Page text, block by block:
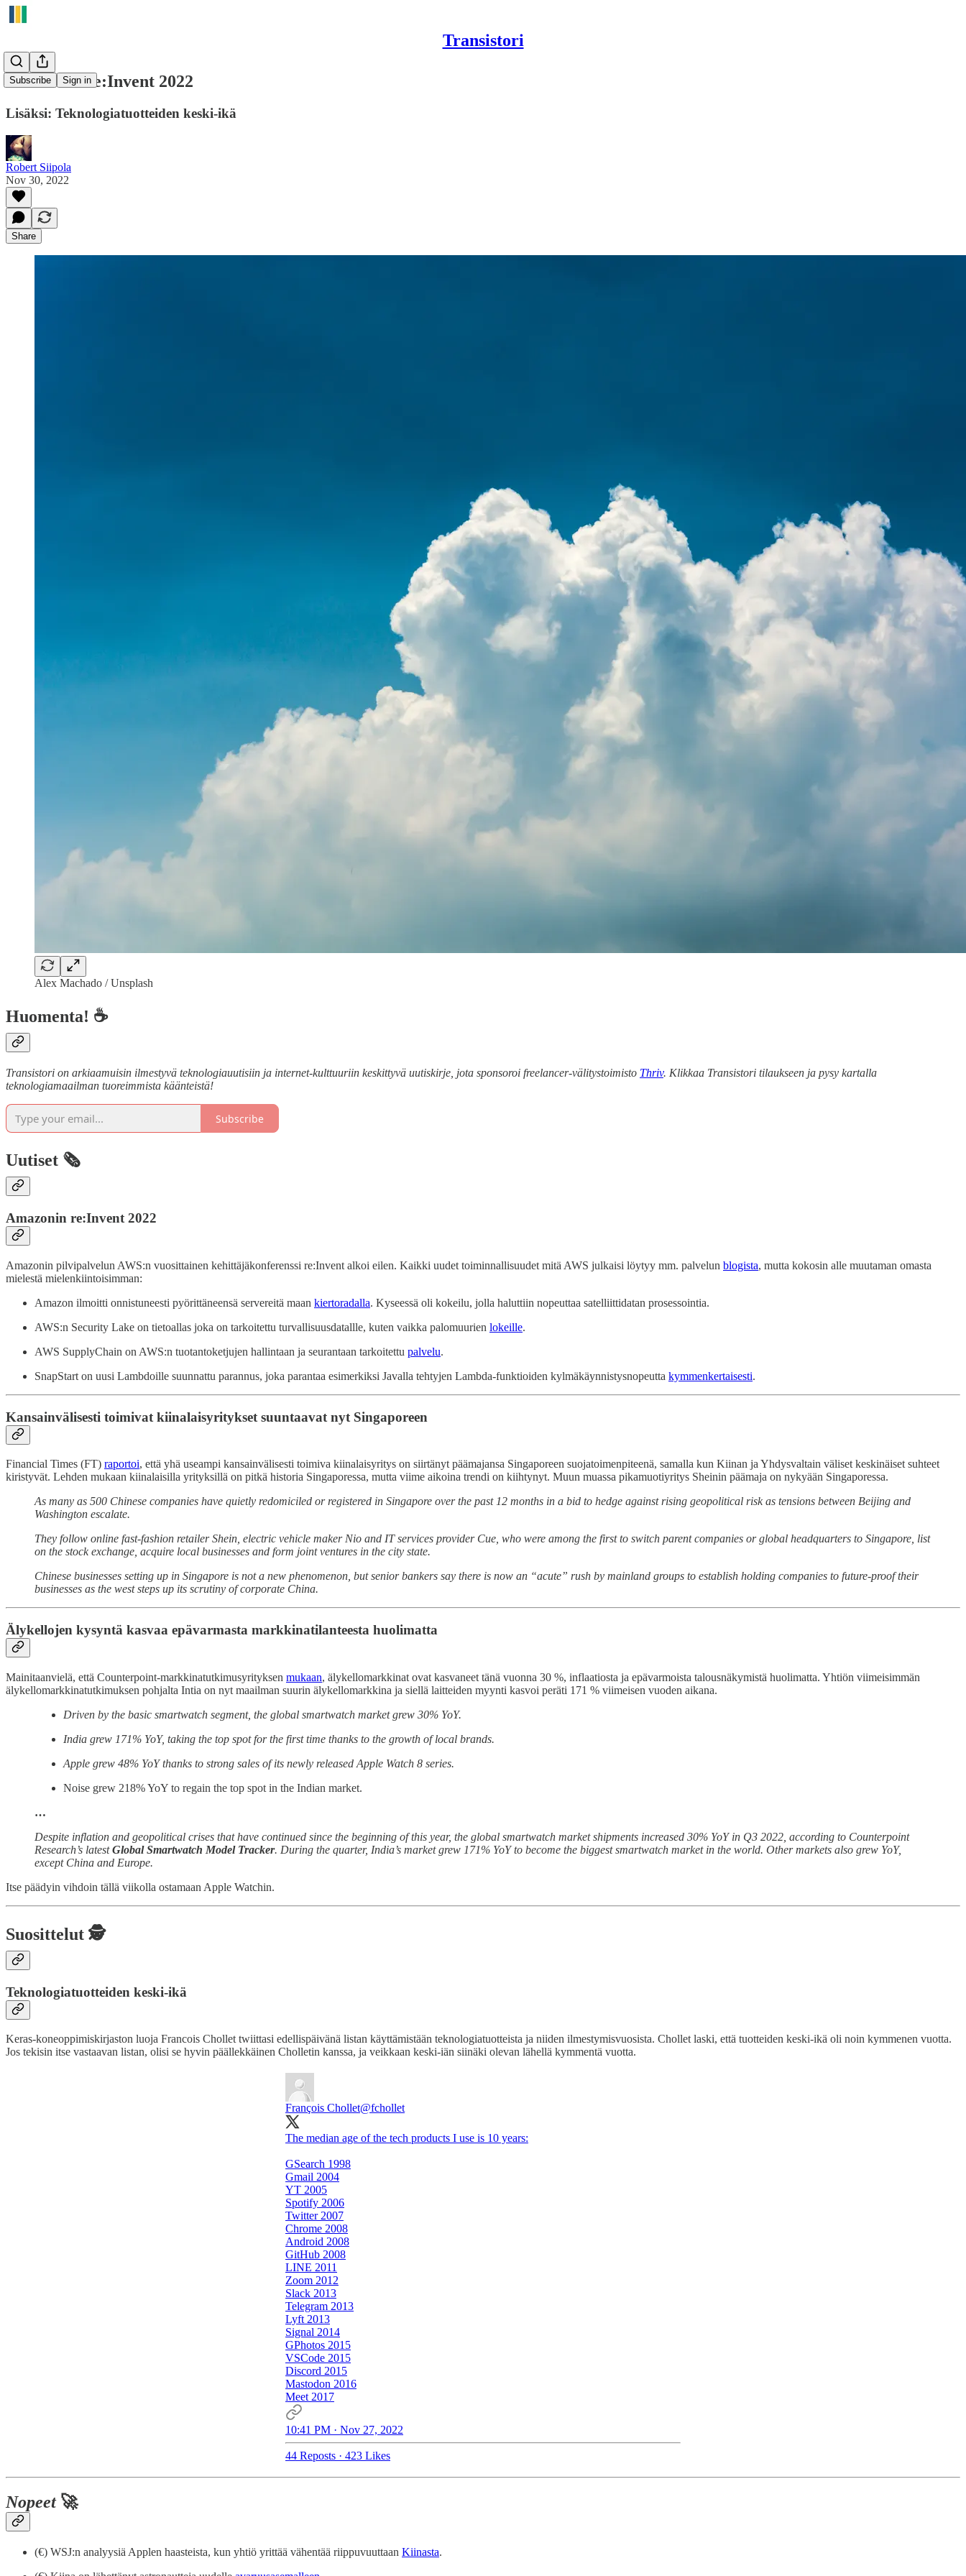
Transistori
Subscribe Sign in
Amazonin re:Invent 2022
Lisäksi: Teknologiatuotteiden keski-ikä
Robert Siipola
Nov 30, 2022
Share
Alex Machado / Unsplash
Huomenta! ☕
Transistori on arkiaamuisin ilmestyvä teknologiauutisiin ja internet-kulttuuriin keskittyvä uutiskirje, jota sponsoroi freelancer-välitystoimisto Thriv. Klikkaa Transistori tilaukseen ja pysy kartalla
teknologiamaailman tuoreimmista käänteistä!
Subscribe
Uutiset 🗞️
Amazonin re:Invent 2022
Amazonin pilvipalvelun AWS:n vuosittainen kehittäjäkonferenssi re:Invent alkoi eilen. Kaikki uudet toiminnallisuudet mitä AWS julkaisi löytyy mm. palvelun blogista, mutta kokosin alle muutaman omasta
mielestä mielenkiintoisimman:
Amazon ilmoitti onnistuneesti pyörittäneensä servereitä maan kiertoradalla. Kyseessä oli kokeilu, jolla haluttiin nopeuttaa satelliittidatan prosessointia.
AWS:n Security Lake on tietoallas joka on tarkoitettu turvallisuusdatallle, kuten vaikka palomuurien lokeille.
AWS SupplyChain on AWS:n tuotantoketjujen hallintaan ja seurantaan tarkoitettu palvelu.
SnapStart on uusi Lambdoille suunnattu parannus, joka parantaa esimerkiksi Javalla tehtyjen Lambda-funktioiden kylmäkäynnistysnopeutta kymmenkertaisesti.
Kansainvälisesti toimivat kiinalaisyritykset suuntaavat nyt Singaporeen
Financial Times (FT) raportoi, että yhä useampi kansainvälisesti toimiva kiinalaisyritys on siirtänyt päämajansa Singaporeen suojatoimenpiteenä, samalla kun Kiinan ja Yhdysvaltain väliset keskinäiset suhteet
kiristyvät. Lehden mukaan kiinalaisilla yrityksillä on pitkä historia Singaporessa, mutta viime aikoina trendi on kiihtynyt. Muun muassa pikamuotiyritys Sheinin päämaja on nykyään Singaporessa.
As many as 500 Chinese companies have quietly redomiciled or registered in Singapore over the past 12 months in a bid to hedge against rising geopolitical risk as tensions between Beijing and
Washington escalate.
They follow online fast-fashion retailer Shein, electric vehicle maker Nio and IT services provider Cue, who were among the first to switch parent companies or global headquarters to Singapore, list
on the stock exchange, acquire local businesses and form joint ventures in the city state.
Chinese businesses setting up in Singapore is not a new phenomenon, but senior bankers say there is now an “acute” rush by mainland groups to establish holding companies to future-proof their
businesses as the west steps up its scrutiny of corporate China.
Älykellojen kysyntä kasvaa epävarmasta markkinatilanteesta huolimatta
Mainitaanvielä, että Counterpoint-markkinatutkimusyrityksen mukaan, älykellomarkkinat ovat kasvaneet tänä vuonna 30 %, inflaatiosta ja epävarmoista talousnäkymistä huolimatta. Yhtiön viimeisimmän
älykellomarkkinatutkimuksen pohjalta Intia on nyt maailman suurin älykellomarkkina ja siellä laitteiden myynti kasvoi peräti 171 % viimeisen vuoden aikana.
Driven by the basic smartwatch segment, the global smartwatch market grew 30% YoY.
India grew 171% YoY, taking the top spot for the first time thanks to the growth of local brands.
Apple grew 48% YoY thanks to strong sales of its newly released Apple Watch 8 series.
Noise grew 218% YoY to regain the top spot in the Indian market.
…
Despite inflation and geopolitical crises that have continued since the beginning of this year, the global smartwatch market shipments increased 30% YoY in Q3 2022, according to Counterpoint
Research’s latestGlobal Smartwatch Model Tracker. During the quarter, India’s market grew 171% YoY to become the biggest smartwatch market in the world. Other markets also grew YoY,
except China and Europe.
Itse päädyin vihdoin tällä viikolla ostamaan Apple Watchin.
Suosittelut 🕵️
Teknologiatuotteiden keski-ikä
Keras-koneoppimiskirjaston luoja Francois Chollet twiittasi edellispäivänä listan käyttämistään teknologiatuotteista ja niiden ilmestymisvuosista. Chollet laski, että tuotteiden keski-ikä oli noin kymmenen vuotta.
Jos tekisin itse vastaavan listan, olisi se hyvin päällekkäinen Cholletin kanssa, ja veikkaan keski-iän siinäki olevan lähellä kymmentä vuotta.
François Chollet@fchollet
The median age of the tech products I use is 10 years:
GSearch 1998
Gmail 2004
YT 2005
Spotify 2006
Twitter 2007
Chrome 2008
Android 2008
GitHub 2008
LINE 2011
Zoom 2012
Slack 2013
Telegram 2013
Lyft 2013
Signal 2014
GPhotos 2015
VSCode 2015
Discord 2015
Mastodon 2016
Meet 2017
10:41 PM · Nov 27, 2022
44 Reposts · 423 Likes
Nopeet🚀
(€) WSJ:n analyysiä Applen haasteista, kun yhtiö yrittää vähentää riippuvuuttaan Kiinasta.